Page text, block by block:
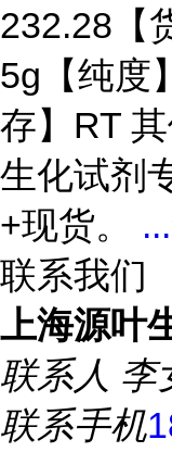
232.28【
5g【纯度
存】RT
生化试剂
+现货。 ...
联系我们
上海源叶
联系人 李
联系手机